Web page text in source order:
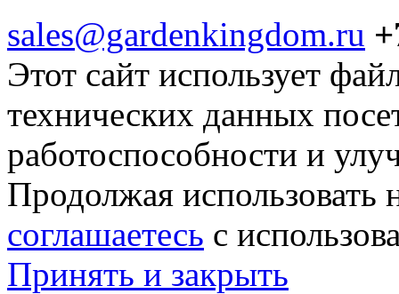
sales@gardenkingdom.ru
Этот сайт использует
технических данных
работоспособности и
Продолжая использовать
соглашаетесь с
Принять и закрыть